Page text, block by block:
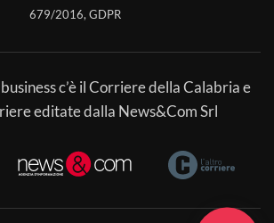
679/2016, GDPR
c’è il Corriere della Calabria e
editate dalla News&Com Srl